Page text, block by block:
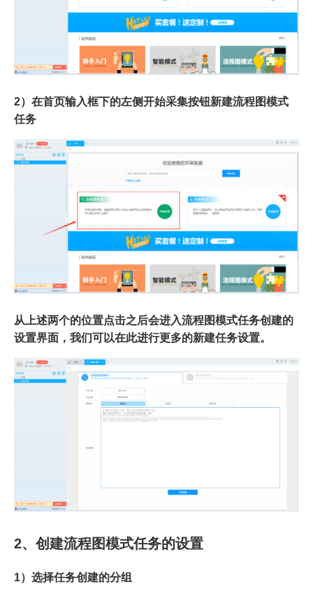
2）在首页输入框下的左侧开始采集按钮新建流程图模式
任务
从上述两个的位置点击之后会进入流程图模式任务创建的
设置界面，我们可以在此进行更多的新建任务设置。
2、创建流程图模式任务的设置
1）选择任务创建的分组